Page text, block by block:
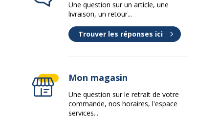
Une question sur un article, une
livraison, un retour...
Trouver les réponses ici
Mon magasin
Une question sur le retrait de votre
commande, nos horaires, l'espace
services...